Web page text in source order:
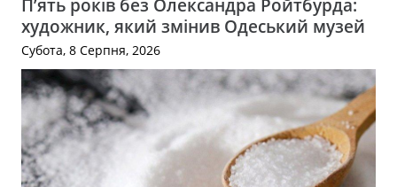
художник, який змінив Одеський музей
Субота, 8 Серпня, 2026